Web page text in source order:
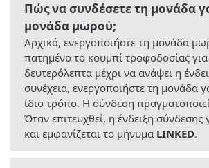
Πώς να συνδέσετε τη μονάδα
μονάδα μωρού;
Αρχικά, ενεργοποιήστε τη μονάδα
πατημένο το κουμπί τροφοδοσίας
δευτερόλεπτα μέχρι να ανάψει η
συνέχεια, ενεργοποιήστε τη μονάδα
ίδιο τρόπο. Η σύνδεση
Όταν επιτευχθεί, η ένδειξη σύνδεσης
και εμφανίζεται το μήνυμα LINKED.